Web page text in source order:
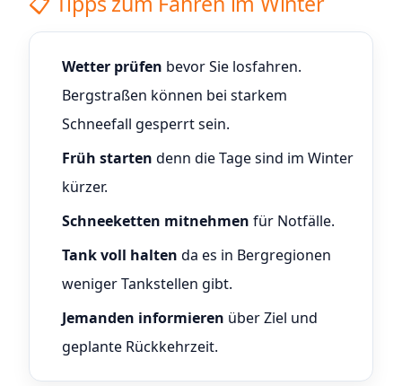
Wetter prüfen bevor Sie losfahren.
Bergstraßen können bei starkem
Schneefall gesperrt sein.
Früh starten denn die Tage sind im Winter
kürzer.
Schneeketten mitnehmen für Notfälle.
Tank voll halten da es in Bergregionen
weniger Tankstellen gibt.
Jemanden informieren über Ziel und
geplante Rückkehrzeit.